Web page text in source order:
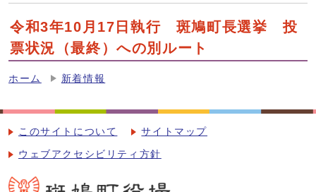
令和3年10月17日執行 斑鳩町長選挙 投
票状況（最終）への別ルート
ホーム 新着情報
このサイトについて サイトマップ
ウェブアクセシビリティ方針